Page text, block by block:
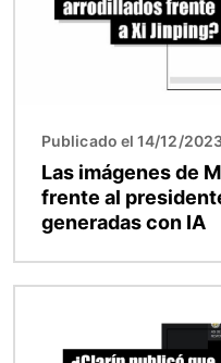
Publicado el 14/12/
Las imágenes de
frente al
generadas con IA